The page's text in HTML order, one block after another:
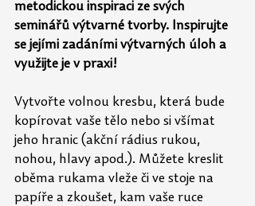
metodickou inspiraci ze svých
seminářů výtvarné tvorby. Inspirujte
se jejími zadáními výtvarných úloh a
využijte je v praxi!
Vytvořte volnou kresbu, která bude
kopírovat vaše tělo nebo si všímat
jeho hranic (akční rádius rukou,
nohou, hlavy apod.). Můžete kreslit
oběma rukama vleže či ve stoje na
papíře a zkoušet, kam vaše ruce